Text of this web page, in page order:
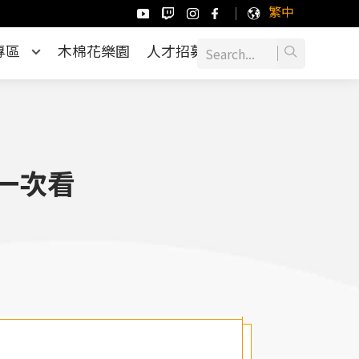
繁中
區 木棉花樂園 人才招募
次看